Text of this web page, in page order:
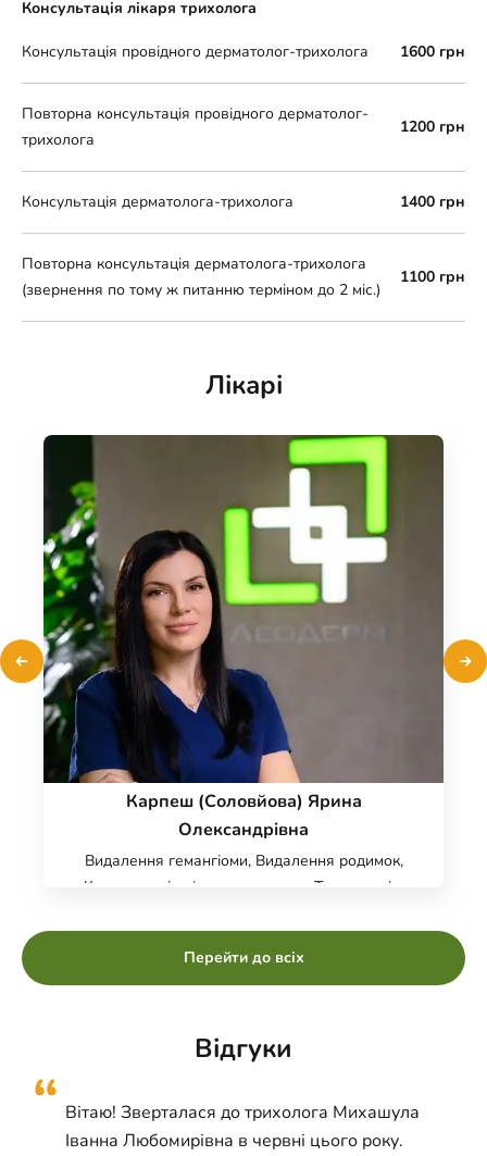
Консультація лікаря трихолога
Консультація провідного дерматолог-трихолога 1600 грн
Повторна консультація провідного дерматолог-
трихолога
1200 грн
Консультація дерматолога-трихолога 1400 грн
Повторна консультація дерматолога-трихолога
(звернення по тому ж питанню терміном до 2 міс.)
1100 грн
Лікарі
Карпеш (Соловйова) Ярина
Олександрівна
Видалення гемангіоми, Видалення родимок,
Консультація лікаря трихолога, Трихоскопія,
FotoFinder, Панч біопсія, Видалення бородавок,
Видалення папілом, Видалення ксантелазми,
Імунобіологічне лікування псоріазу, Випадіння
волосся, Мезотерапія волосистої частини
Плазмоліфтинг волосся
Перейти до всіх
Відгуки
Вітаю! Зверталася до трихолога Михашула
Іванна Любомирівна в червні цього року.